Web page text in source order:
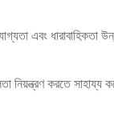
এবং ধারাবাহিকতা
নিয়ন্ত্রণ করতে সাহায্য